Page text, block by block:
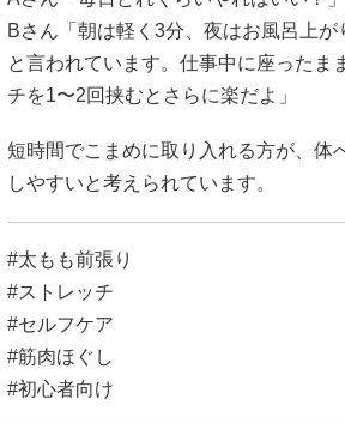
Bさん「朝は軽く3分、夜はお風呂上
と言われています。仕事中に座ったま
チを1〜2回挟むとさらに楽だよ」
短時間でこまめに取り入れる方が、体
しやすいと考えられています。
#太もも前張り
#ストレッチ
#セルフケア
#筋肉ほぐし
#初心者向け